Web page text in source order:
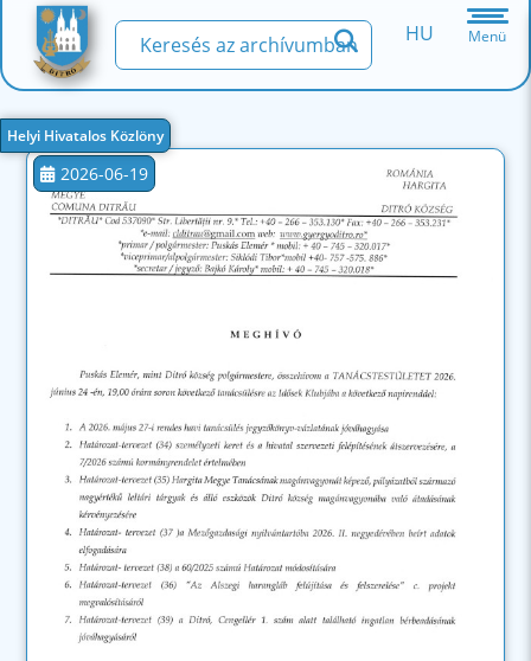
HU Menü
Helyi Hivatalos Közlöny
2026-06-19